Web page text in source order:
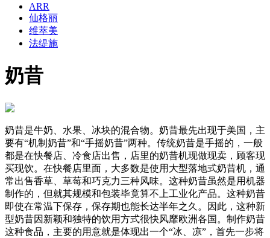
ARR
仙格丽
维萃美
法缇施
奶昔
奶昔是牛奶、水果、冰块的混合物。奶昔最先出现于美国，主
要有“机制奶昔”和“手摇奶昔”两种。传统奶昔是手摇的，一般
都是在快餐店、冷食店出售，店里的奶昔机现做现卖，顾客现
买现饮。在快餐店里面，大多数是使用大型落地式奶昔机，通
常出售香草、草莓和巧克力三种风味。这种奶昔虽然是用机器
制作的，但就其规模和包装毕竟算不上工业化产品。这种奶昔
即使在常温下保存，保存期也能长达半年之久。因此，这种新
型奶昔因新颖和独特的饮用方式很快风靡欧洲各国。制作奶昔
这种食品，主要的用意就是体现出一个“冰、凉”，首先一步将